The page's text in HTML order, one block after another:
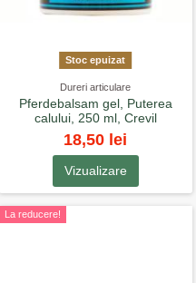
Stoc epuizat
Dureri articulare
Pferdebalsam gel, Puterea
calului, 250 ml, Crevil
18,50 lei
Vizualizare
La reducere!